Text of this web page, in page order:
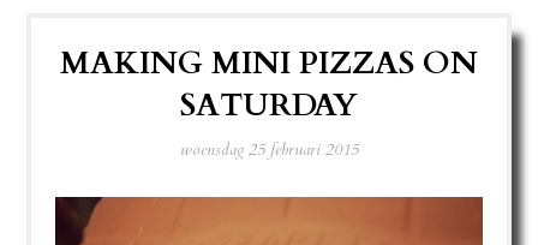
MAKING MINI PIZZAS ON
SATURDAY
woensdag 25 februari 2015